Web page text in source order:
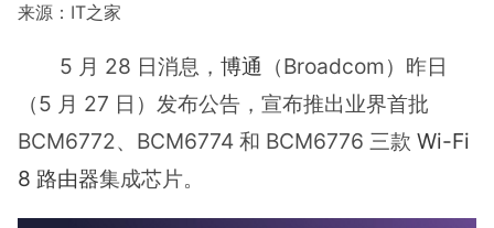
来源：IT之家
5 月 28 日消息，博通 （Broadcom）昨日
（5 月 27 日）发布公告，宣布推出业界首批
BCM6772、BCM6774 和 BCM6776 三款 Wi-Fi
8 路由器集成芯片。